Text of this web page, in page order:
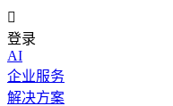

登录
AI
企业服务
解决方案